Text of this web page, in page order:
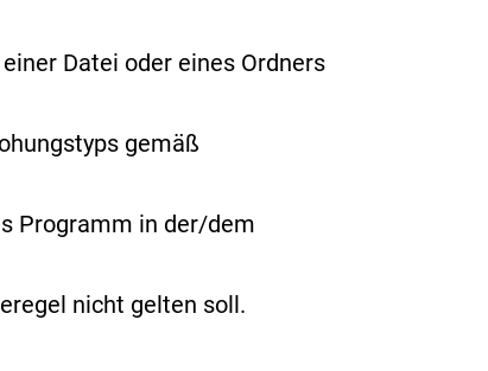
einer Datei oder eines Ordners
gemäß
Programm in der/dem
nicht gelten soll.